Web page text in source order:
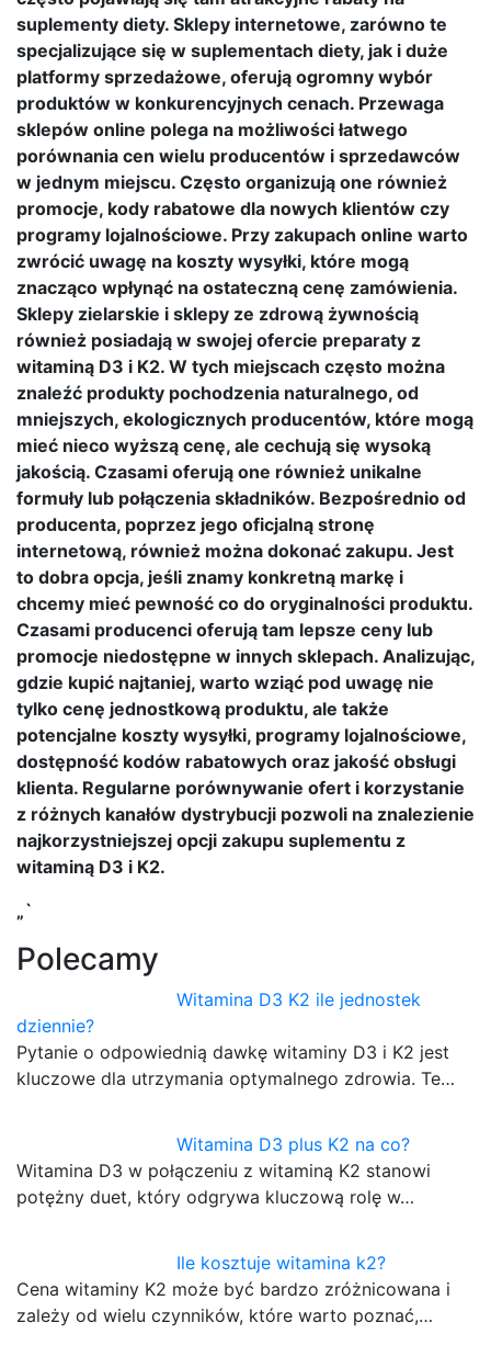
suplementy diety. Sklepy internetowe, zarówno te
specjalizujące się w suplementach diety, jak i duże
platformy sprzedażowe, oferują ogromny wybór
produktów w konkurencyjnych cenach. Przewaga
sklepów online polega na możliwości łatwego
porównania cen wielu producentów i sprzedawców
w jednym miejscu. Często organizują one również
promocje, kody rabatowe dla nowych klientów czy
programy lojalnościowe. Przy zakupach online warto
zwrócić uwagę na koszty wysyłki, które mogą
znacząco wpłynąć na ostateczną cenę zamówienia.
Sklepy zielarskie i sklepy ze zdrową żywnością
również posiadają w swojej ofercie preparaty z
witaminą D3 i K2. W tych miejscach często można
znaleźć produkty pochodzenia naturalnego, od
mniejszych, ekologicznych producentów, które mogą
mieć nieco wyższą cenę, ale cechują się wysoką
jakością. Czasami oferują one również unikalne
formuły lub połączenia składników. Bezpośrednio od
producenta, poprzez jego oficjalną stronę
internetową, również można dokonać zakupu. Jest
to dobra opcja, jeśli znamy konkretną markę i
chcemy mieć pewność co do oryginalności produktu.
Czasami producenci oferują tam lepsze ceny lub
promocje niedostępne w innych sklepach. Analizując,
gdzie kupić najtaniej, warto wziąć pod uwagę nie
tylko cenę jednostkową produktu, ale także
potencjalne koszty wysyłki, programy lojalnościowe,
dostępność kodów rabatowych oraz jakość obsługi
klienta. Regularne porównywanie ofert i korzystanie
z różnych kanałów dystrybucji pozwoli na znalezienie
najkorzystniejszej opcji zakupu suplementu z
witaminą D3 i K2.
„`
Polecamy
Witamina D3 K2 ile jednostek
dziennie?
Pytanie o odpowiednią dawkę witaminy D3 i K2 jest
kluczowe dla utrzymania optymalnego zdrowia. Te…
Witamina D3 plus K2 na co?
Witamina D3 w połączeniu z witaminą K2 stanowi
potężny duet, który odgrywa kluczową rolę w…
Ile kosztuje witamina k2?
Cena witaminy K2 może być bardzo zróżnicowana i
zależy od wielu czynników, które warto poznać,…